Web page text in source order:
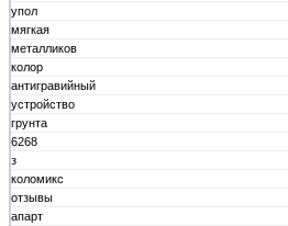
упол
мягкая
металликов
колор
антигравийный
устройство
грунта
6268
з
коломикс
отзывы
апарт